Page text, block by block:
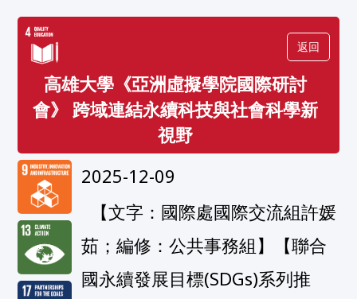
高雄大學《亞洲虛擬學院國際研討
會》 跨域連結永續科技與社會科學新
視野
返回
2025-12-09
茹；編修：公共事務組】【聯合
國永續發展目標(SDGs)系列推